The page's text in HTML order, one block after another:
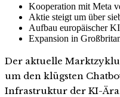
Kooperation mit Meta
Aktie steigt um über
Aufbau europäischer
Expansion in
Der aktuelle
um den klügsten
Infrastruktur der KI-Ära.